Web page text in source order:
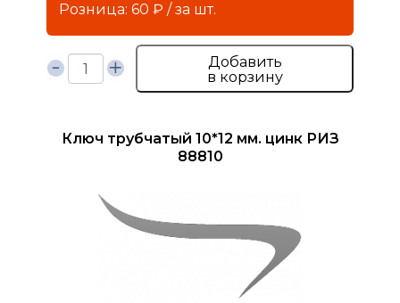
Розница: 60 ₽ / за шт.
Добавить
в корзину
Ключ трубчатый 10*12 мм. цинк РИЗ
88810